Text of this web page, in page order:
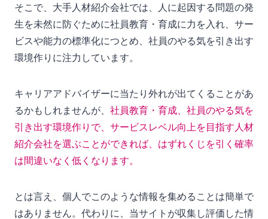
そこで、大手人材紹介会社では、人に起因する問題の発
生を未然に防ぐために社員教育・育成に力を入れ、サー
ビスや能力の標準化につとめ、社員のやる気を引き出す
環境作りに注力しています。
キャリアアドバイザーに当たり外れが出てくることがあ
るかもしれませんが、 社員教育・育成、社員のやる気を
引き出す環境作りで、サービスレベル向上を目指す人材
紹介会社を選ぶことができれば、はずれくじを引く確率
は間違いなく低くなります。
とは言え、個人でこのような情報を集めることは簡単で
はありません。代わりに、当サイトが収集し評価した情